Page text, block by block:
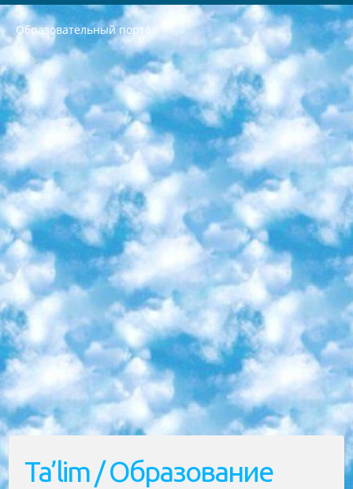
Образовательный портал
РЕСПУБЛИКА УЗБЕКИСТАН МИНИСТРЕРСТВО ДОШКОЛЬНОГО И ШКОЛЬНОГО ОБРАЗОВАНИЯ КОМАНДА в общеобразовательных учреждениях в 2023-2024 учебном году организация и проведение итоговой государственной аттестации обучающихся о Министра дошкольного и школьного образования Республики Узбекистан от 4 марта 2008 года (постановлением Минюста от 20 марта 2008 года № 1778 государственной регистрации) «Итоговое состояние учащихся общего среднего образования на основании положения об утверждении положения об аттестации общего среднего образования выпускной экзамен студентов в образовательных учреждениях в 2023-2024 учебном году В целях организации и прохождения аттестации приказываю: 1. Следующее: перечень предметов, по которым будет проводиться итоговая государственная аттестация и экзамен формы перевода согласно приложению 1; сертификаты международного образца, оценивающие уровень владения иностранными языками перечень согласно приложению 2; 2. Педагогический при специализированных образовательных учреждениях. научно-практический центр квалификации и международной оценки (Д.Давидова) 2024 г. До 25 марта: задания по предметам, по которым будет проводиться итоговая аттестация разработка и утверждение технических условий; итоговая аттестация на основании разработанного предметного задания разработка вопросов по предметам (устно и письменно), экзамен передача; общеобразовательные средние школы и специальные учебные заведения учащиеся выпускных классов школ и интернатов в агентской системе подготовка базы данных экзаменационных материалов и критериев оценки; перевод базы экзаменационных материалов на все языки обучения подать в Республиканский образовательный центр для изготовления; варианты экзаменов на основе разработанных контрольных материалов пусть будут поставлены задачи формирования. 3. Республиканский образовательный центр (Ш.Худайкулов) до 5 апреля 2024 года. до: база данных предоставленных экзаменационных материалов на все языки обучения перевод и экспертиза; для слепых, слабовидящих, глухих, слабослышащих и умственно отсталых детей учащиеся выпускных классов специализированных школ и школ-интернатов база данных экзаменационных материалов на всех преподаваемых языках подготовка критериев оценки; специализированные школы для умственно отсталых детей и технологии для учащихся выпускных классов школ-интернатов разработка соответствующих рекомендаций и критериев проведения ЕГЭ по естествознанию давать задания. 4. Педагогический при специализированных образовательных учреждениях. Научно-практический центр навыков и международной оценки (Д.Давидова), Республика образовательный центр (Худайкулов Ш.) итоговый государственный аттестационный экзамен ориентирован на творческое и логическое мышление при подготовке базы материалов учитывать введение заданий. 5. Следует отметить, что: сертификат государственного образца о знании общеобразовательного предмета и как минимум национальный уровень B1 по предметам на иностранных языках, указанным в Приложении 2. или международно признанный сертификат эквивалентного уровня студенты, изучающие определенный предмет, освобождаются от экзамена; по соответствующим предметам запланирована итоговая государственная аттестация за день до дня, путем жеребьевки Рабочей группой (в письменной форме по предметам, проводимым в форме) из числа сформированных вариантов выбрано 2 варианта; 2 выбранных варианта экзамена анонсированы на официальном сайте министерства и все выпускники по всей стране на основе этих вариантов проводит итоговую государственную аттестацию. 6. Государственное образование учащихся средних общеобразовательных учреждений. знания в соответствии с квалификационными требованиями, которые необходимо приобрести на основании стандартов итоговый (выпускной) контроль для 9 и 11 классов в целях тестирования Экзамены (далее – экзамены) состоят из предметов, перечисленных в приложении 1. будет сделано. 7. Экзамены пройдут с 26 мая по 15 июня 2024 г. (кроме науки физического воспитания). 8. Физическая для учащихся 9 классов общесредних образовательных учреждений. Экзамены по предмету «Образование, квалификация медицина» 1-6 мая 2024 года. сотрудники перевести под присмотр (с отклонениями в физическом или умственном развитии) специализированная школа для детей, школы-интернаты и со сколиозом школы-интернаты санаторного типа для больных детей исключены). 9. Он был слепым, слабовидящим и имел нарушения опорно-двигательного аппарата. экзамены в специализированных школах и интернатах для детей должны проводиться исходя из требований, предъявляемых к общеобразовательным учреждениям (физкультура кроме науки). 10. Специализированная школа для глухих и слабослышащих детей. и экзамены в интернатах и быть реализован в виде письменного теста по математике. 11. Специальность для умственно отсталых детей. Для 9 класса Родной язык и литературное письмо Государственный язык (язык обучения – узбекский). для неклассов) написано Математическое письмо Письменная/устная история Узбекистана Физическое воспитание практично Итоговый контроль Для 11 класса Написание родного языка и литературы (эссе) Математическое письмо Узбекский язык (обучение на узбекском языке) не посещающее общее среднее образование для учреждений)/Образовательное учреждение выбор письменный и устный Иностранный язык письменный/устный Письменная/устная история Узбекистана *По выбору студента:  Химия  Физика  Основы государственного права  География 10 бесплатных образовательных ресурсов - Мы составили подборку онлайн-проектов с интерактивными упражнениями, видеолекциями и статьями. Они помогут вам обрести новые и освежить старые знания бесплатно. 1. «ИНТУИТ» Старейшая образовательная площадка Рунета. Здесь вы найдёте сотни текстовых и видеокурсов на десятки различных тем — от программирования до психологии. Многие курсы подготовлены российскими университетами и крупными международными компаниями вроде Intel и Microsoft. Самостоятельное обучение бесплатное, но желающие могут оплатить услуги персональных наставников. 2. «Смартия» знакомит с актуальными профессиями и подсказывает, как им обучаться. Выбрав заинтересовавшую вас специальность — SMM-специалист, фотограф, веб-дизайнер или другую, — увидите список необходимых для неё умений. Чтобы вы могли освоить их самостоятельно, для каждого умения площадка отображает подборку ссылок на учебные материалы. Хотя «Смартия» ориентируется на русскоязычную аудиторию, часть контента всё же доступна только на английском. 3. «Лекторий Физтеха» Проект Московского физико-технического института (Физтеха). С его помощью вы можете смотреть онлайн серии лекций, записанные на видео в этом вузе. В числе доступных предметов — физика, биология, химия, информационные технологии и другие. К некоторым лекциям администрация ресурса прилагает готовые конспекты, которые можно скачивать в PDF-формате. 4. ITMOcourses Онлайн-площадка Санкт-Петербургского национального исследовательского университета информационных технологий, механики и оптики (ИТМО). Ресурс предоставляет свободный доступ к курсам, разработанным в этом вузе. Каталог материалов разбит на четыре категории: «Оптические системы и технологии», «Приборостроение и робототехника», «Информационные технологии» и «Биотехнологии». Курсы состоят из видеолекций, интерактивных демонстраций и заданий. 5. «КиберЛенинка» Электронная научная библиотека открытого доступа. Каталог площадки регулярно обрастает текстами статей из различных научных изданий. Сгруппированные по журналам и рубрикам публикации можно читать онлайн или скачивать целиком в PDF-формате. Проект нацелен на популяризацию науки за счёт открытого доступа к качественной информации. 6. «ПостНаука» На этом ресурсе публикуют подборки видеолекций, составленные экспертами из разных отраслей и объединённые общими темами. Среди них, к примеру, есть серии «Биоинформатика и геномика», «Культура средневековой Скандинавии» и Cinema Studies о теории кино. Каждая подборка лекций — логически связанная история, рассказанная экспертом от первого лица. Кроме того, на сайте появляются научно-образовательные статьи и тесты на разные темы. 7. «Newочём» Команда проекта «Newочём» отбирает самые интересные тексты из англоязычных СМИ и переводит те из них, за которые голосуют участники сообщества «ВКонтакте». По большей части это научно-популярные статьи. Редакторы придумывают лишь заголовки, в остальном содержание переводов соответствует оригиналам. Полные тексты можно читать прямо в социальной сети. 8. InternetUrok Онлайн-база материалов по основным дисциплинам школьной программы. Информация на сайте структурирована по классам, предметам и темам (урокам). Каждый урок состоит из видеолекций и конспектов. Есть также интерактивные тренажёры и тесты для закрепления пройденного материала. Даже если вы давно окончили школу, возможность повторить программу старших классов всегда может пригодиться. 9. Edutainme Ещё один ресурс об образовании. В отличие от Newtonew, как мне кажется, Edutainme больше ориентируется на представителей индустрии: педагогов, предпринимателей, разработчиков образовательных проектов. Но и любой, кто просто стремится к саморазвитию, найдёт на сайте много полезного и интересного для себя. Например, информацию о новых курсах и образовательных сервисах. 10. Newtonew Онлайн-медиа об образовании и обучении в широком смысле. Авторы Newtonew пишут об инструментах, заведениях, тактиках и стратегиях, которые помогают учить других и получать новые знания самостоятельно. На этой площадке вы найдёте новости, обзоры, аналитические мат
Ta’lim / Образование